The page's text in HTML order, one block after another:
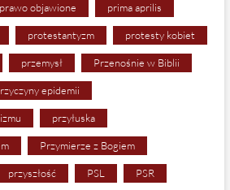
prawo objawione prima aprilis
protestantyzm protesty kobiet
przemysł Przenośnie w Biblii
epidemii
przyłuska
Przymierze z Bogiem
przyszłość PSL PSR